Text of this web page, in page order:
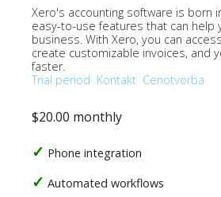
Xero's accounting software is born
easy-to-use features that can help
business. With Xero, you can
create customizable invoices, and
faster.
Trial period Kontakt Cenotvorba
$20.00 monthly
Phone integration
Automated workflows